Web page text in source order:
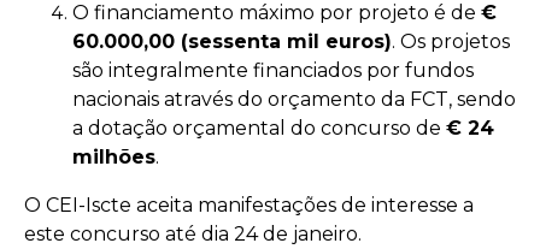
O financiamento máximo por projeto é de €
60.000,00 (sessenta mil euros). Os projetos
são integralmente financiados por fundos
nacionais através do orçamento da FCT, sendo
a dotação orçamental do concurso de € 24
milhões.
O CEI-Iscte aceita manifestações de interesse a
este concurso até dia 24 de janeiro.